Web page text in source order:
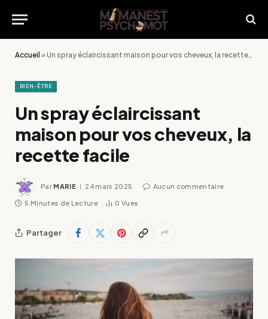
Accueil »Un spray éclaircissant maison pour vos cheveux, la recette facile
BIEN-ÊTRE
Un spray éclaircissant
maison pour vos cheveux, la
recette facile
Par MARIE 24 mars 2025 Aucun commentaire
5 Minutes de Lecture 0 Vues
Partager